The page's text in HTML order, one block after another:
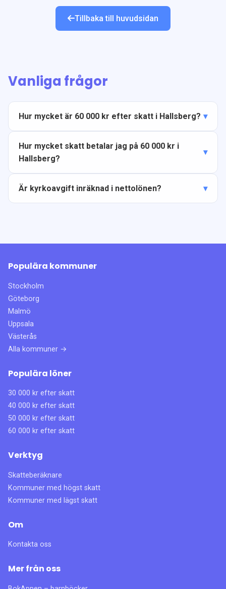
Tillbaka till huvudsidan
Vanliga frågor
Hur mycket är 60 000 kr efter skatt i Hallsberg?
Hur mycket skatt betalar jag på 60 000 kr i
Hallsberg?
Är kyrkoavgift inräknad i nettolönen?
Populära kommuner
Stockholm
Göteborg
Malmö
Uppsala
Västerås
Alla kommuner →
Populära löner
30 000 kr efter skatt
40 000 kr efter skatt
50 000 kr efter skatt
60 000 kr efter skatt
Verktyg
Skatteberäknare
Kommuner med högst skatt
Kommuner med lägst skatt
Om
Kontakta oss
Mer från oss